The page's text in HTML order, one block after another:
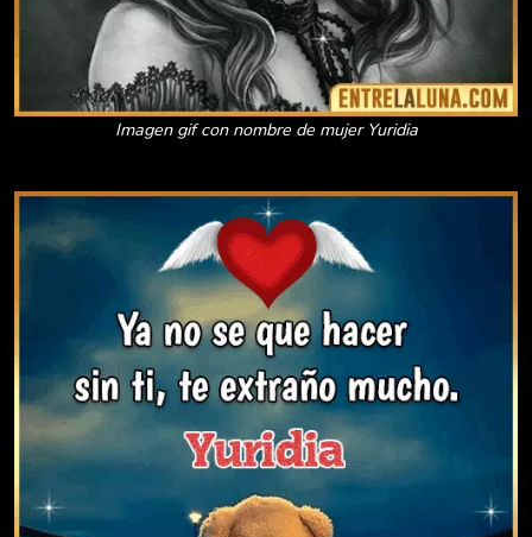
Imagen gif con nombre de mujer Yuridia